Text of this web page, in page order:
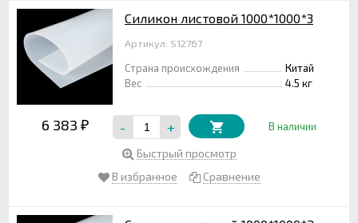
Силикон листовой 1000*1000*3
Артикул: S12767
Страна происхождения
Китай
Вес
4.5 кг
6 383 ₽ - + В наличии
Быстрый просмотр
В избранное
Сравнение